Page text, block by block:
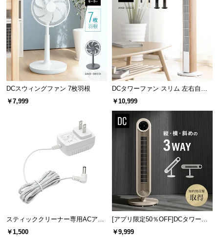
ー
ト
お
せDCスウィングファン 7枚羽根
￥7,999
DCタワーファン スリム 左右自動
首振り 8段階風量
￥10,999
スティッククリーナー専用ACアダ
プター
￥1,500
[アプリ限定50％OFF]DCタワーフ
ァン 縦横斜め3WAY
￥9,999